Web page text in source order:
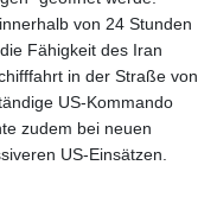
von 24 Stunden
Fähigkeit des Iran
in der Straße von
US-Kommando
zudem bei neuen
US-Einsätzen.